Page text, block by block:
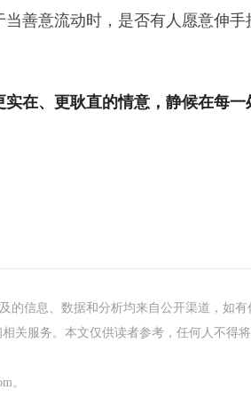
善意流动时，是否有人愿意伸手
在、更耿直的情意，静候在每一
信息、数据和分析均来自公开渠道，如有
关服务。本文仅供读者参考，任何人不得
。